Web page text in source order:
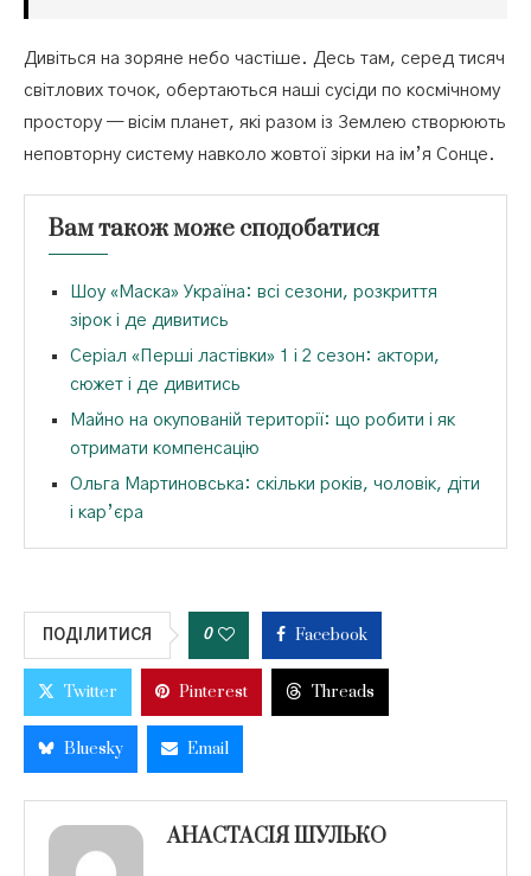
Дивіться на зоряне небо частіше. Десь там, серед тисяч
світлових точок, обертаються наші сусіди по космічному
простору — вісім планет, які разом із Землею створюють
неповторну систему навколо жовтої зірки на ім’я Сонце.
Вам також може сподобатися
Шоу «Маска» Україна: всі сезони, розкриття
зірок і де дивитись
Серіал «Перші ластівки» 1 і 2 сезон: актори,
сюжет і де дивитись
Майно на окупованій території: що робити і як
отримати компенсацію
Ольга Мартиновська: скільки років, чоловік, діти
і кар’єра
ПОДІЛИТИСЯ 0 Facebook
Twitter Pinterest Threads
Bluesky Email
АНАСТАСІЯ ШУЛЬКО